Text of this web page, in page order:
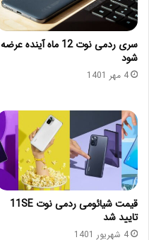
سری ردمی نوت 12 ماه آینده عرضه
شود
4 مهر 1401
قیمت شیائومی ردمی نوت 11SE
تایید شد
4 شهریور 1401